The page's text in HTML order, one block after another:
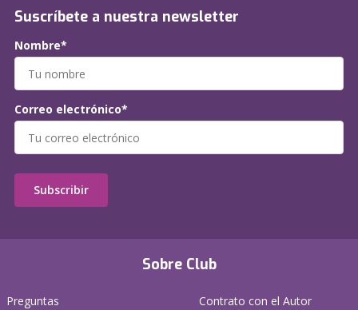
Sobre Club
Preguntas
Contrato con el Autor
Suscríbete a nuestra newsletter
Nombre*
Correo electrónico*
Subscribir